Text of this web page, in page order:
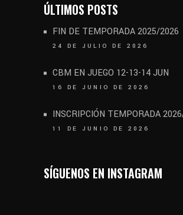
ÚLTIMOS POSTS
FIN DE TEMPORADA 2025/2026
24 DE JULIO DE 2026
CBM EN JUEGO 12-13-14 JUN
16 DE JUNIO DE 2026
INSCRIPCIÓN TEMPORADA
11 DE JUNIO DE 2026
SÍGUENOS EN INSTAGRAM